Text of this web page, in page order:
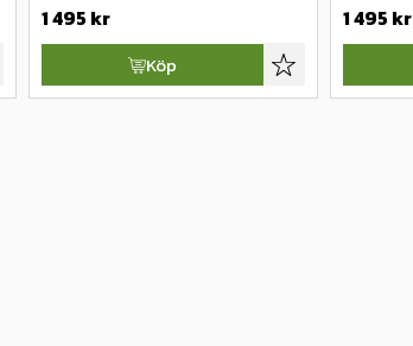
till i favoriter
1 495 kr
Lägg till i favoriter
Köp
1 495 kr